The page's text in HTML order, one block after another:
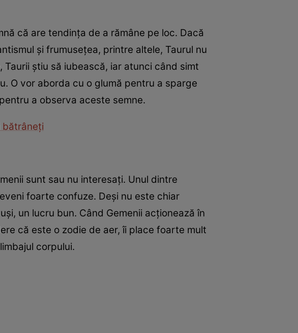
că are tendinţa de a rămâne pe loc. Dacă
şi frumuseţea, printre altele, Taurul nu
ştiu să iubească, iar atunci când simt
O vor aborda cu o glumă pentru a sparge
a observa aceste semne.
bătrâneţi
sunt sau nu interesaţi. Unul dintre
foarte confuze. Deşi nu este chiar
un lucru bun. Când Gemenii acţionează în
că este o zodie de aer, îi place foarte mult
corpului.